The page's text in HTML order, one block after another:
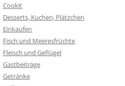
Cookit
Desserts, Kuchen, Plätzchen
Einkaufen
Fisch und Meeresfrüchte
Fleisch und Geflügel
Gastbeiträge
Getränke